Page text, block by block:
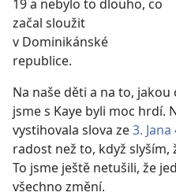
19 a nebylo to dlouho, co
začal sloužit
v Dominikánské
republice.
Na naše děti a na to, jakou
jsme s Kaye byli moc hrdí.
vystihovala slova ze3. Jana
radost než to, když slyším,
To jsme ještě netušili, že
všechno změní.